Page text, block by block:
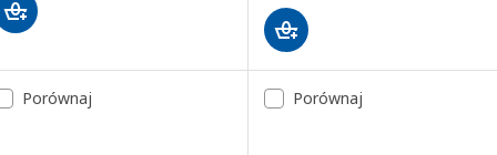
Porównaj Porównaj